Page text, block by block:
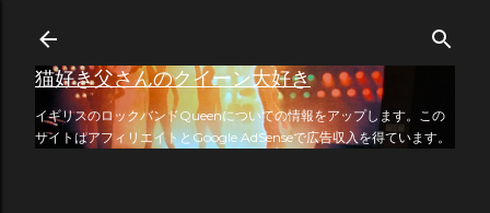
スキップしてメイン コンテンツに移動
猫好き父さんのクイーン大好き
イギリスのロックバンドQueenについての情報をアップします。この
サイトはアフィリエイトとGoogle AdSenseで広告収入を得ています。